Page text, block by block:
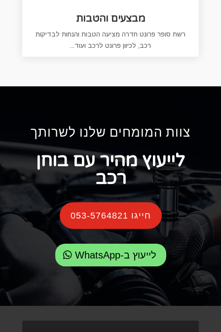
מבצעים והטבות
רשת סופר פרונט חדרה מציעה הטבות והנחות לבדיקות
רכב, לכיוון פרונט לרכב ועוד...
צוות המומחים שלנו לשרותך
לייעוץ מהיר עם בוחן
רכב
חייגו 053-5764821
לייעוץ ב-WhatsApp